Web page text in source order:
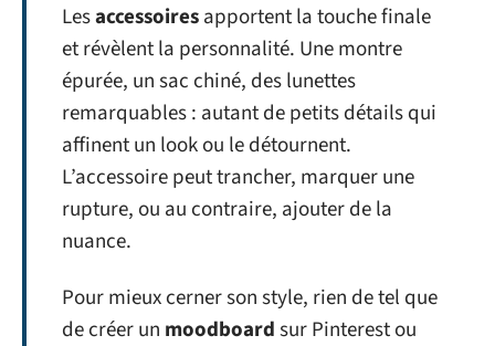
Lesaccessoiresapportent la touche finale
et révèlent la personnalité. Une montre
épurée, un sac chiné, des lunettes
remarquables : autant de petits détails qui
affinent un look ou le détournent.
L’accessoire peut trancher, marquer une
rupture, ou au contraire, ajouter de la
nuance.
Pour mieux cerner son style, rien de tel que
de créer un moodboardsur Pinterest ou